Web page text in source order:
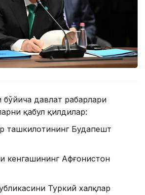
давлат раҳбарлари
қабул қилдилар:
ташкилотининг Будапешт
кенгашининг Афғонистон
Туркий халқлар